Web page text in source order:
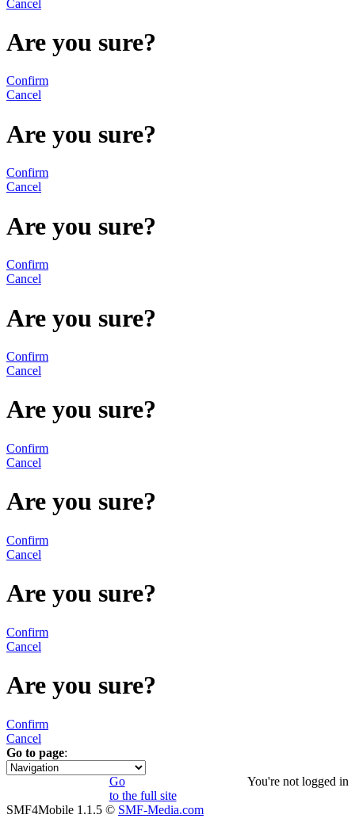
Cancel
Are you sure?
Confirm
Cancel
Are you sure?
Confirm
Cancel
Are you sure?
Confirm
Cancel
Are you sure?
Confirm
Cancel
Are you sure?
Confirm
Cancel
Are you sure?
Confirm
Cancel
Are you sure?
Confirm
Cancel
Are you sure?
Confirm
Cancel
Go to page:
1
You're not logged in
Go
to the full site
SMF4Mobile 1.1.5 © SMF-Media.com